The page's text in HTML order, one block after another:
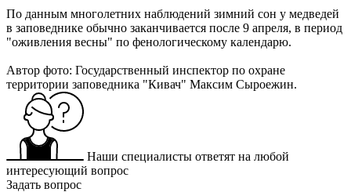
По данным многолетних наблюдений зимний сон у медведей
в заповеднике обычно заканчивается после 9 апреля, в период
"оживления весны" по фенологическому календарю.
Автор фото: Государственный инспектор по охране
территории заповедника "Кивач" Максим Сыроежин.
Наши специалисты ответят на любой
интересующий вопрос
Задать вопрос